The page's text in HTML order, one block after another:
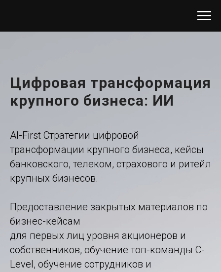
Цифровая трансформация
крупного бизнеса: ИИ
AI-First Стратегии цифровой
трансформации крупного бизнеса, кейсы
банковского, телеком, страхового и ритейл
крупных бизнесов.
Предоставление закрытых материалов по
бизнес-кейсам
для первых лиц уровня акционеров и
собственников, обучение топ-команды C-
Level, обучение сотрудников и